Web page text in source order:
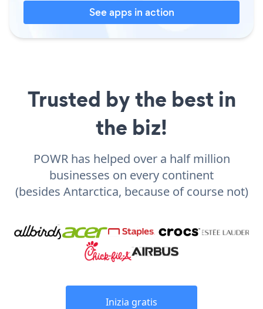
See apps in action
Trusted by the best in
the biz!
POWR has helped over a half million
businesses on every continent
(besides Antarctica, because of course not)
Inizia gratis